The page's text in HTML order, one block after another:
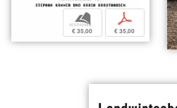
b
€ 35,00
p
€ 35,00